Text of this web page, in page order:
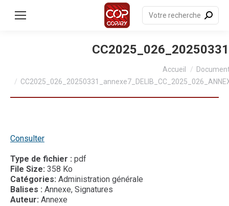
principal
Recherche
:
Accueil
Consulter
Type de fichier : pdf
File Size: 358 Ko
Catégories: Administration générale
Balises : Annexe, Signatures
Auteur: Annexe